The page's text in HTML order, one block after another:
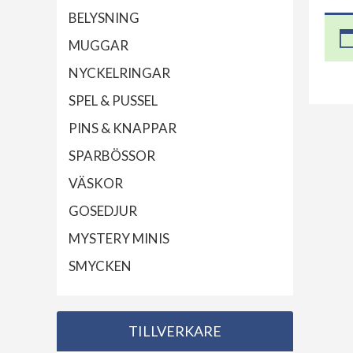
BELYSNING
MUGGAR
NYCKELRINGAR
SPEL & PUSSEL
PINS & KNAPPAR
SPARBÖSSOR
VÄSKOR
GOSEDJUR
MYSTERY MINIS
SMYCKEN
TILLVERKARE